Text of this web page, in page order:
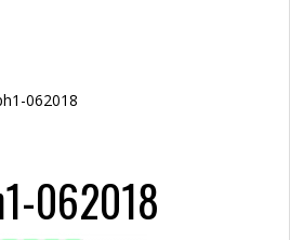
062018
062018